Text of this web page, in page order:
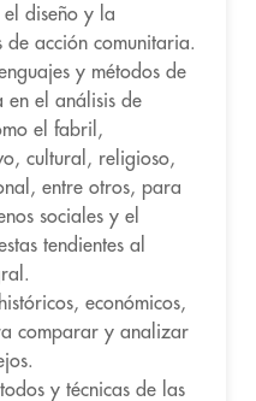
diseño y la
de acción comunitaria.
y métodos de
en el análisis de
el fabril,
cultural, religioso,
entre otros, para
sociales y el
tendientes al
económicos,
comparar y analizar
y técnicas de las